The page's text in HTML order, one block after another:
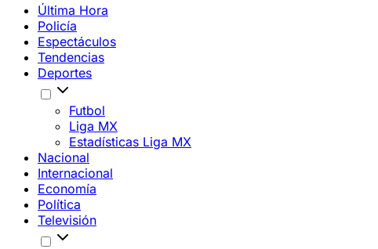
Última Hora
Policía
Espectáculos
Tendencias
Deportes
Futbol
Liga MX
Estadísticas Liga MX
Nacional
Internacional
Economía
Política
Televisión